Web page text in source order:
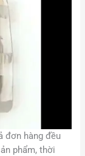
đơn hàng đều
phẩm, thời